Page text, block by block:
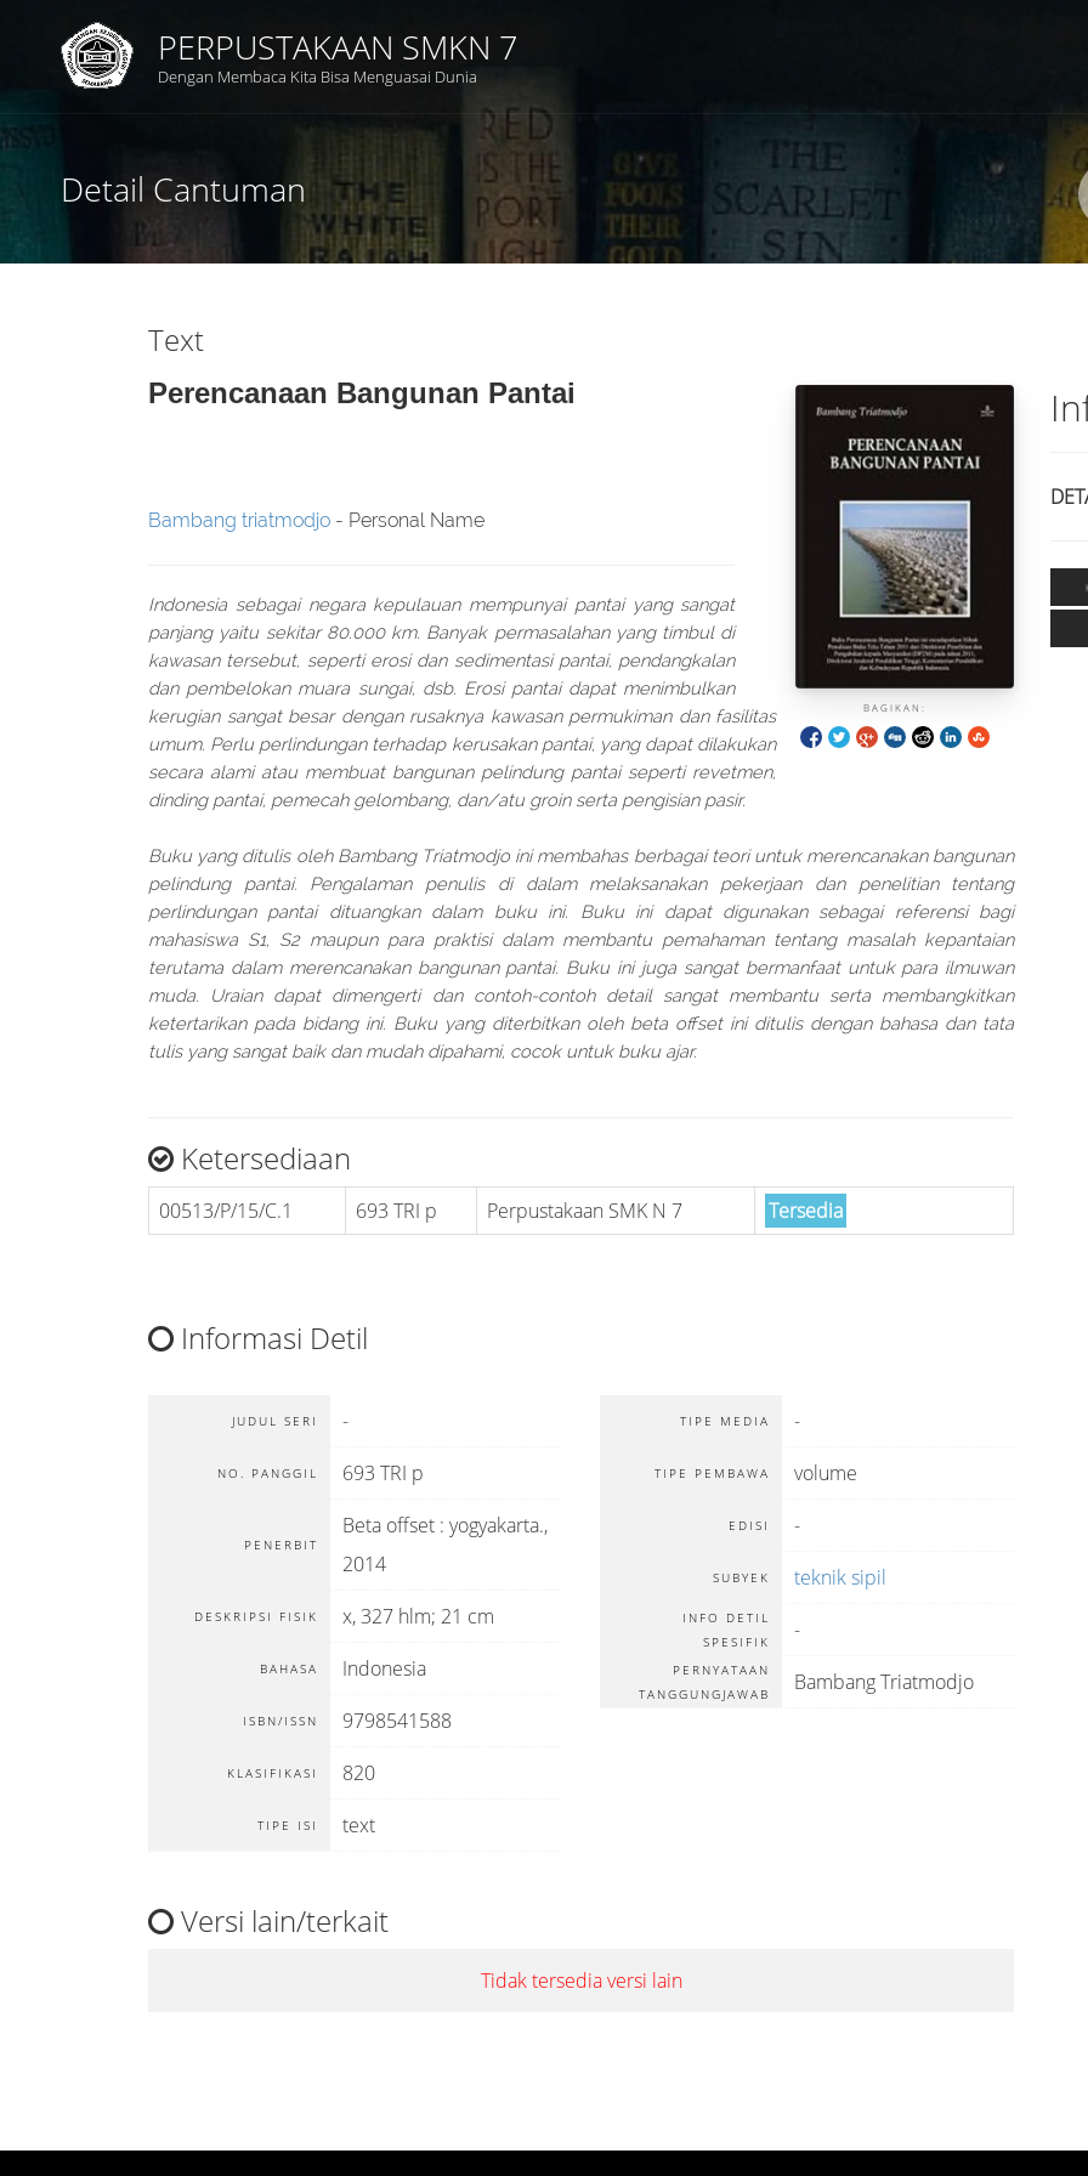
PERPUSTAKAAN SMKN 7
Dengan Membaca Kita Bisa Menguasai Dunia
Detail Cantuman
Text
Perencanaan Bangunan Pantai
BAGIKAN:
Bambang triatmodjo - Personal Name
Indonesia sebagai negara kepulauan mempunyai pantai yang sangat
panjang yaitu sekitar 80.000 km. Banyak permasalahan yang timbul di
kawasan tersebut, seperti erosi dan sedimentasi pantai, pendangkalan
dan pembelokan muara sungai, dsb. Erosi pantai dapat menimbulkan
kerugian sangat besar dengan rusaknya kawasan permukiman dan fasilitas
umum. Perlu perlindungan terhadap kerusakan pantai, yang dapat dilakukan
secara alami atau membuat bangunan pelindung pantai seperti revetmen,
dinding pantai, pemecah gelombang, dan/atu groin serta pengisian pasir.
Buku yang ditulis oleh Bambang Triatmodjo ini membahas berbagai teori untuk merencanakan bangunan
pelindung pantai. Pengalaman penulis di dalam melaksanakan pekerjaan dan penelitian tentang
perlindungan pantai dituangkan dalam buku ini. Buku ini dapat digunakan sebagai referensi bagi
mahasiswa S1, S2 maupun para praktisi dalam membantu pemahaman tentang masalah kepantaian
terutama dalam merencanakan bangunan pantai. Buku ini juga sangat bermanfaat untuk para ilmuwan
muda. Uraian dapat dimengerti dan contoh-contoh detail sangat membantu serta membangkitkan
ketertarikan pada bidang ini. Buku yang diterbitkan oleh beta offset ini ditulis dengan bahasa dan tata
tulis yang sangat baik dan mudah dipahami, cocok untuk buku ajar.
Ketersediaan
00513/P/15/C.1 693 TRI p Perpustakaan SMK N 7 Tersedia
Informasi Detil
JUDUL SERI -
NO. PANGGIL 693 TRI p
PENERBIT
Beta offset : yogyakarta.,
2014
DESKRIPSI FISIK x, 327 hlm; 21 cm
BAHASA Indonesia
ISBN/ISSN 9798541588
KLASIFIKASI 820
TIPE ISI text
TIPE MEDIA -
TIPE PEMBAWA volume
EDISI -
SUBYEK teknik sipil
INFO DETIL
SPESIFIK
-
PERNYATAAN
TANGGUNGJAWAB
Bambang Triatmodjo
Versi lain/terkait
Tidak tersedia versi lain
Subyek ISBN/ISSN